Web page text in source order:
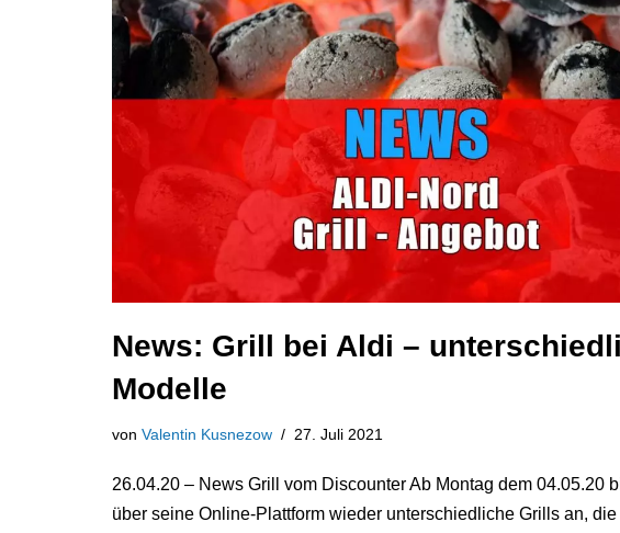
News: Grill bei Aldi –
Modelle
von Valentin Kusnezow 27. Juli 2021
26.04.20 – News Grill vom Discounter Ab Montag dem 04.05.20
über seine Online-Plattform wieder unterschiedliche Grills an,